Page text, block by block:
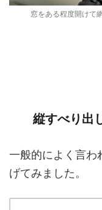
窓をある程度開けて
縦すべり出
一般的によく言わ
げてみました。